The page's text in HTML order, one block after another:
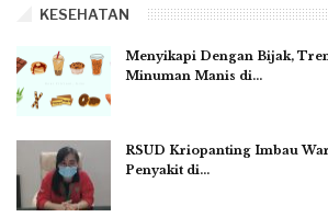
KESEHATAN
Menyikapi Dengan Bijak,
Minuman Manis di…
RSUD Kriopanting Imbau
Penyakit di…